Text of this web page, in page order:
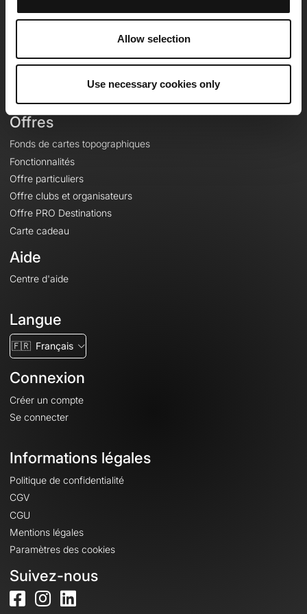
Allow selection
Use necessary cookies only
Equipe
À propos
Offres
Fonds de cartes topographiques
Fonctionnalités
Offre particuliers
Offre clubs et organisateurs
Offre PRO Destinations
Carte cadeau
Aide
Centre d'aide
Langue
🇫🇷 Français
Connexion
Créer un compte
Se connecter
Informations légales
Politique de confidentialité
CGV
CGU
Mentions légales
Paramètres des cookies
Suivez-nous